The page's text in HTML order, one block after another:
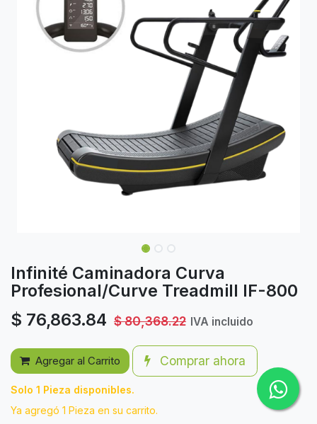
Infinité Caminadora Curva
Profesional/Curve Treadmill IF-800
$ 76,863.84 $80,368.22 IVA incluido
Agregar al Carrito Comprar ahora
Solo 1 Pieza disponibles.
Ya agregó 1 Pieza en su carrito.